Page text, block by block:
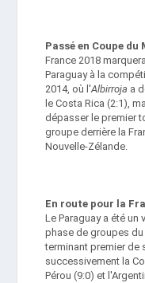
Passé en Coupe du
France 2018
Paraguay à la
2014, où l'Albirroja a
le Costa Rica (2:1),
dépasser le premier
groupe derrière la
Nouvelle-Zélande.
En route pour la
Le Paraguay a été
phase de groupes
terminant premier de
successivement la
Pérou (9:0) et